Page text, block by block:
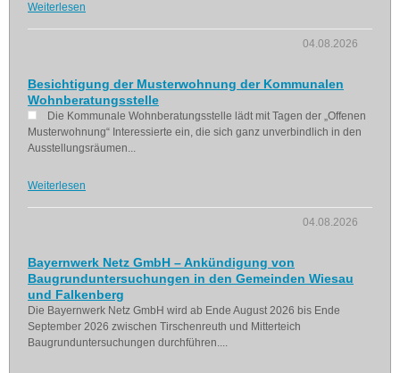
Weiterlesen
04.08.2026
Besichtigung der Musterwohnung der Kommunalen
Wohnberatungsstelle
Die Kommunale Wohnberatungsstelle lädt mit Tagen der „Offenen
Musterwohnung“ Interessierte ein, die sich ganz unverbindlich in den
Ausstellungsräumen...
Weiterlesen
04.08.2026
Bayernwerk Netz GmbH – Ankündigung von
Baugrunduntersuchungen in den Gemeinden Wiesau
und Falkenberg
Die Bayernwerk Netz GmbH wird ab Ende August 2026 bis Ende
September 2026 zwischen Tirschenreuth und Mitterteich
Baugrunduntersuchungen durchführen....